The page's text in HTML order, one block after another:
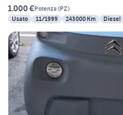
1.000 €Potenza (PZ)
Usato
11/1999 243000 Km Diesel